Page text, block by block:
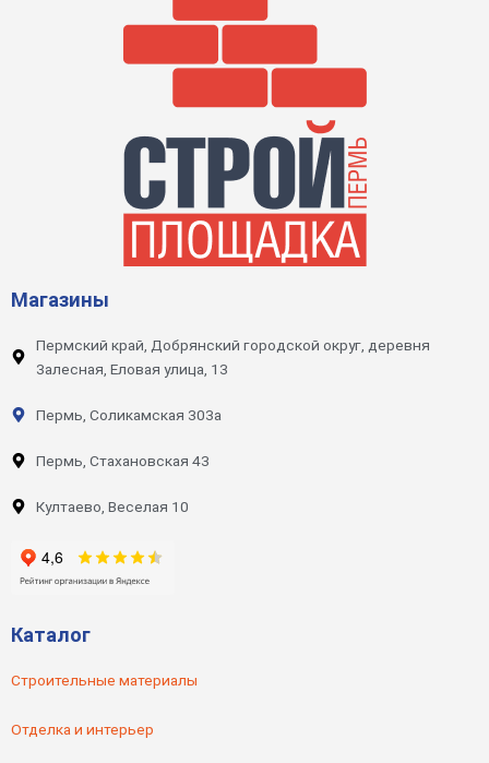
Магазины
Пермский край, Добрянский городской округ, деревня
Залесная, Еловая улица, 13
Пермь, Соликамская 303а
Пермь, Стахановская 43
Култаево, Веселая 10
Каталог
Строительные материалы
Отделка и интерьер